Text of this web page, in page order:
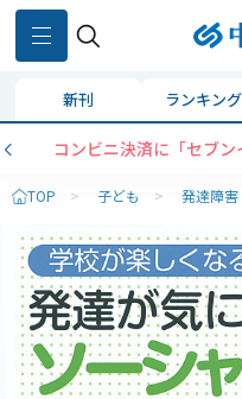
新刊 ランキング
コンビニ決済に「セブ
TOP > 子ども > 発達障害